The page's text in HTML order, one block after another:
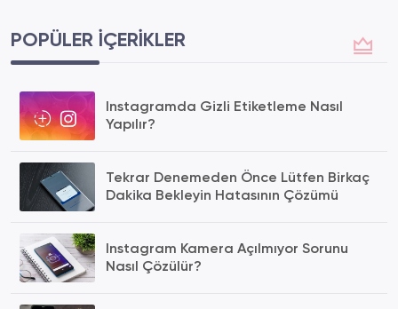
POPÜLER İÇERIKLER
Instagramda Gizli Etiketleme Nasıl
Yapılır?
Tekrar Denemeden Önce Lütfen Birkaç
Dakika Bekleyin Hatasının Çözümü
Instagram Kamera Açılmıyor Sorunu
Nasıl Çözülür?